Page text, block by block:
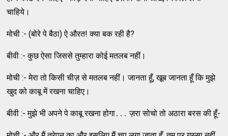
चाहिये।
मोची :- (बोरे पे बैठा) ऐ औरत! क्‍या बक रही है?
बीवी :- कुछ ऐसा जिससे तुम्‍हारा कोई मतलब नहीं।
मोची :- मेरा तो किसी चीज़ से मतलब नहीं। जानता हूँ, खूब जानता हूँ कि मुझे
खुद को काबू में रखना चाहिए।
बीवी :- मुझे भी अपने पे काबू रखना होगा․․․ ज़रा सोचो तो अठारा बरस की हूँ-